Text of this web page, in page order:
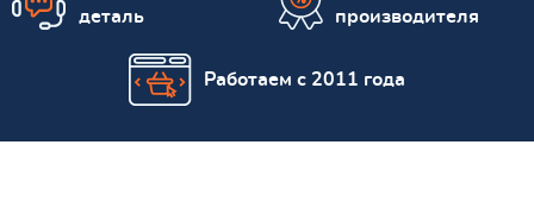
деталь
производителя
Работаем с 2011 года